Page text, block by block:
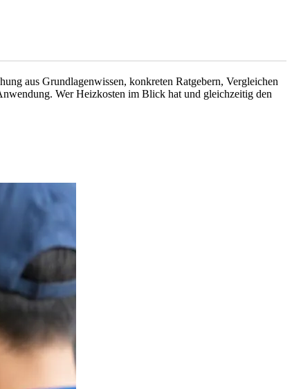
aus Grundlagenwissen, konkreten Ratgebern, Vergleichen
Wer Heizkosten im Blick hat und gleichzeitig den